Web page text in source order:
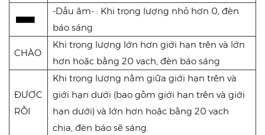
-Dấu âm- : Khi trọng lượng nhỏ hơn 0, đèn
báo sáng
CHÀO
Khi trọng lượng lớn hơn giới hạn trên và lớn
hơn hoặc bằng 20 vạch, đèn báo sáng
ĐƯỢC
RỒI
Khi trọng lượng nằm giữa giới hạn trên và
giới hạn dưới (bao gồm giới hạn trên và giới
hạn dưới) và lớn hơn hoặc bằng 20 vạch
chia, đèn báo sẽ sáng.